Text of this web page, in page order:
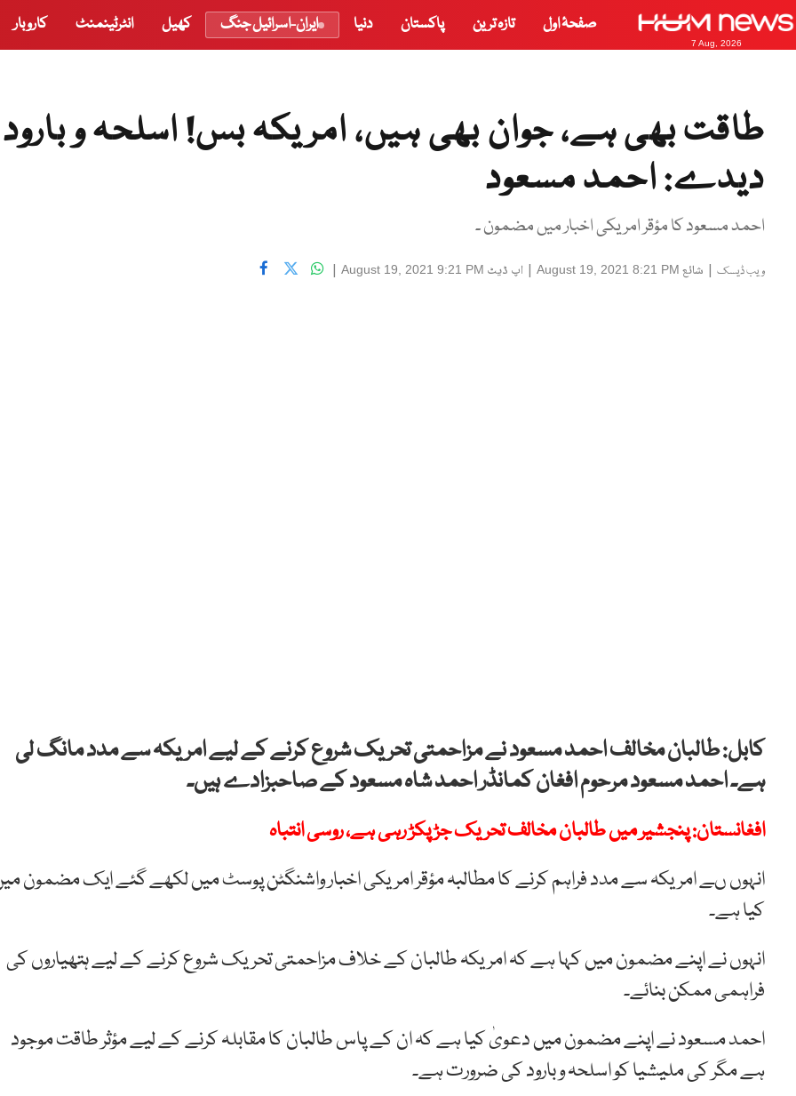
7 Aug, 2026
صفحۂ اول تازہ ترین پاکستان دنیا ایران-اسرائیل جنگ کھیل انٹرٹینمنٹ کاروبار
طاقت بھی ہے، جوان بھی ہیں، امریکہ بس! اسلحہ و بارود
دیدے: احمد مسعود
احمد مسعود کا مؤقر امریکی اخبار میں مضمون ۔
ویب ڈیسک | شائع August 19, 2021 8:21 PM
| اپ ڈیٹ August 19, 2021 9:21 PM
|
کابل: طالبان مخالف احمد مسعود نے مزاحمتی تحریک شروع کرنے کے لیے امریکہ سے مدد مانگ لی
ہے۔ احمد مسعود مرحوم افغان کمانڈر احمد شاہ مسعود کے صاحبزادے ہیں۔
افغانستان: پنجشیر میں طالبان مخالف تحریک جڑ پکڑ رہی ہے، روسی انتباہ
انہوں ںے امریکہ سے مدد فراہم کرنے کا مطالبہ مؤقر امریکی اخبار واشنگٹن پوسٹ میں لکھے گئے ایک مضمون
کیا ہے۔
انہوں نے اپنے مضمون میں کہا ہے کہ امریکہ طالبان کے خلاف مزاحمتی تحریک شروع کرنے کے لیے ہتھیاروں کی
فراہمی ممکن بنائے۔
احمد مسعود نے اپنے مضمون میں دعویٰ کیا ہے کہ ان کے پاس طالبان کا مقابلہ کرنے کے لیے مؤثر طاقت موجود
ہے مگر کی ملیشیا کو اسلحہ و بارود کی ضرورت ہے۔